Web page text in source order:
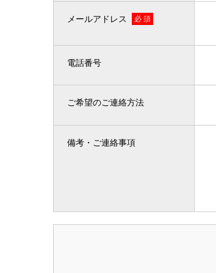
メールアドレス 必 須
電話番号
ご希望のご連絡方法
備考・ご連絡事項